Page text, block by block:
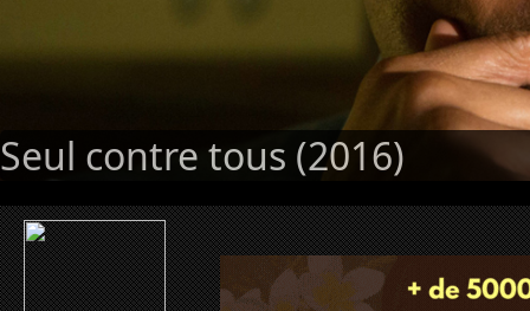
Seul contre tous (2016)